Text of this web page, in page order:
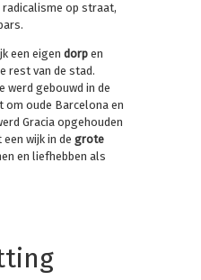
op straat,
een eigen dorp en
rest van de stad.
werd gebouwd in de
om oude Barcelona en
Gracia opgehouden
wijk in de grote
en liefhebben als